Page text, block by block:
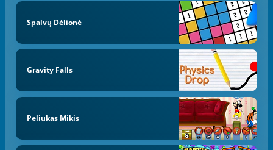
Spalvų Dėlionė
Gravity Falls
Peliukas Mikis